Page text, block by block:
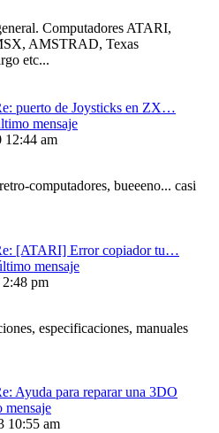
Computadores ATARI,
AMSTRAD, Texas
etc...
puerto de Joysticks en ZX…
mensaje
12:44 am
computadores, bueeeno... casi
[ATARI] Error copiador tu…
mensaje
pm
especificaciones, manuales
Ayuda para reparar una 3DO
mensaje
10:55 am